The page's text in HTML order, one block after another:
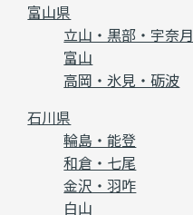
富山県
立山・黒部・宇奈月
富山
高岡・氷見・砺波
石川県
輪島・能登
和倉・七尾
金沢・羽咋
白山